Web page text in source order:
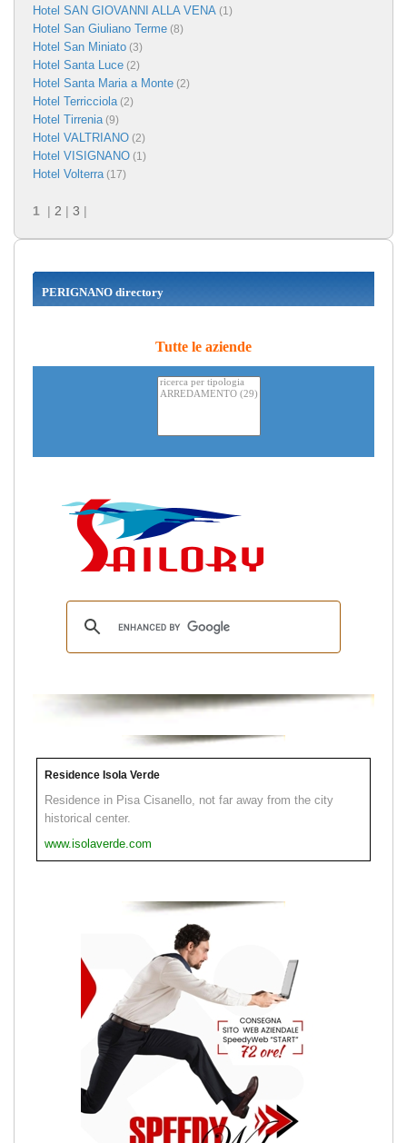
Hotel SAN GIOVANNI ALLA VENA (1)
Hotel San Giuliano Terme (8)
Hotel San Miniato (3)
Hotel Santa Luce (2)
Hotel Santa Maria a Monte (2)
Hotel Terricciola(2)
Hotel Tirrenia(9)
Hotel VALTRIANO (2)
Hotel VISIGNANO (1)
Hotel Volterra(17)
1 | 2 | 3 |
PERIGNANO directory
Tutte le aziende
Residence Isola Verde
Residence in Pisa Cisanello, not far away from the city
historical center.
www.isolaverde.com